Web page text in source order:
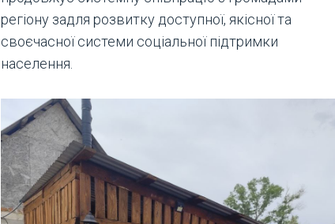
регіону задля розвитку доступної, якісної та
своєчасної системи соціальної підтримки
населення.